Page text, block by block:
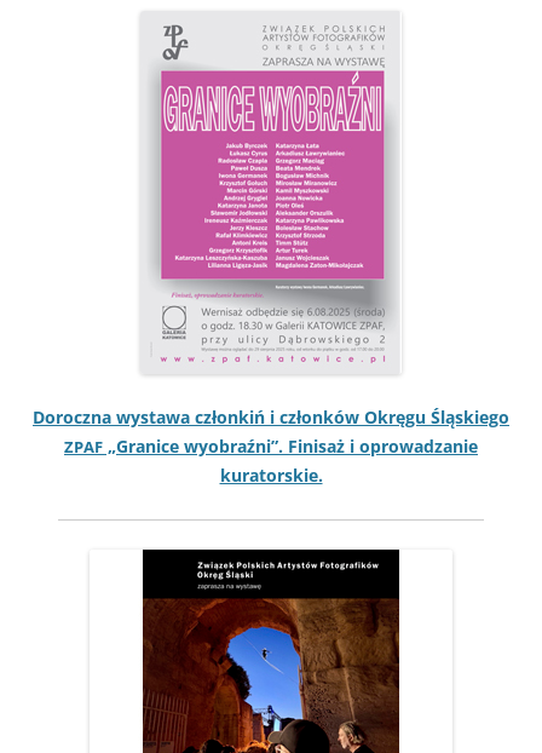
Dorocz­na wys­tawa członkiń i członków Okręgu Śląskiego
ZPAF „Granice wyobraźni”. Fin­isaż i oprowadzanie
kuratorskie.